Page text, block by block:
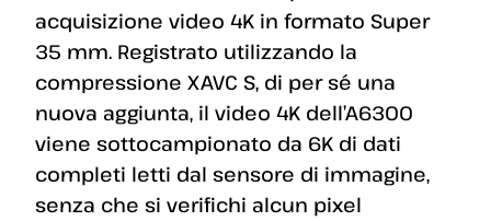
acquisizione video 4K in formato Super
35 mm. Registrato utilizzando la
compressione XAVC S, di per sé una
nuova aggiunta, il video 4K dell’A6300
viene sottocampionato da 6K di dati
completi letti dal sensore di immagine,
senza che si verifichi alcun pixel